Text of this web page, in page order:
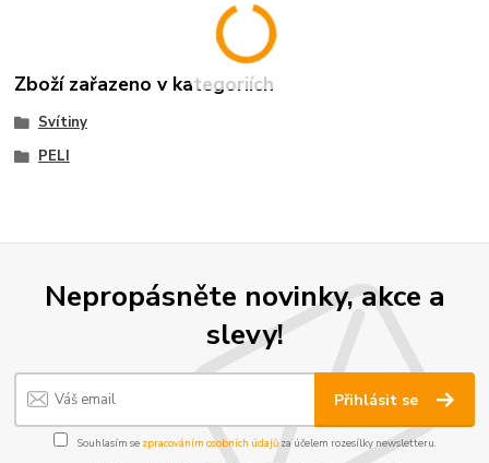
Zboží zařazeno v kategoriích
Svítiny
PELI
Nepropásněte novinky, akce a
slevy!
Přihlásit se
Souhlasím se zpracováním osobních údajůza účelem rozesílky newsletteru.